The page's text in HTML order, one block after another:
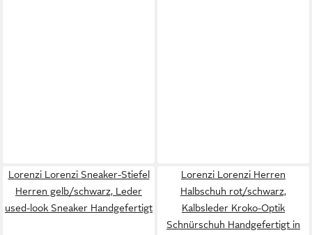
Lorenzi Lorenzi Sneaker-Stiefel
Herren gelb/schwarz, Leder
used-look Sneaker Handgefertigt
Lorenzi Lorenzi Herren
Halbschuh rot/schwarz,
Kalbsleder Kroko-Optik
Schnürschuh Handgefertigt in